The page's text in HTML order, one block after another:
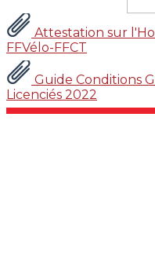
Attestation sur
FFVélo-FFCT
Guide Conditions
Licenciés 2022